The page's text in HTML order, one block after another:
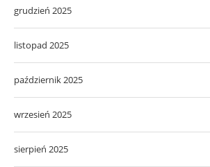
grudzień 2025
listopad 2025
październik 2025
wrzesień 2025
sierpień 2025